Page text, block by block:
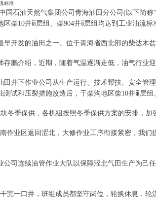
标准
国石油天然气集团公司青海油田分公司(以下简称
柴10井ⅲ层组、柴904井ⅱ层组均达到工业油流标
发的油田之一。位于青海省西北部的柴达木
介绍，近期，随着气温逐渐走低，油气行业
下作业公司从生产运行、技术帮扶、安全管
试和压裂措施改造后，干柴沟地区柴10井ⅲ层
季保供，各机组按照冬季保供方案的安排，加
业区返回涩北，大修作业工序衔接紧密，我们
连续油管作业大队以保障涩北气田生产为己
一口井，班组成员都坚守岗位，轮换休息，轮